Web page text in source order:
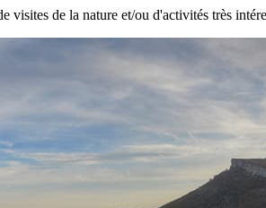
de la nature et/ou d'activités très